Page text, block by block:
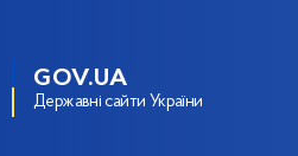
GOV.UA
Державні сайти України